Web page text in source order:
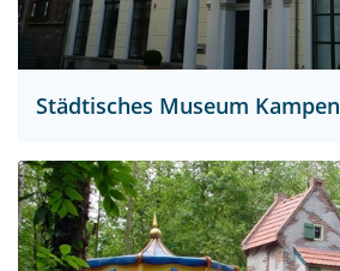
Städtisches Museum Kampen